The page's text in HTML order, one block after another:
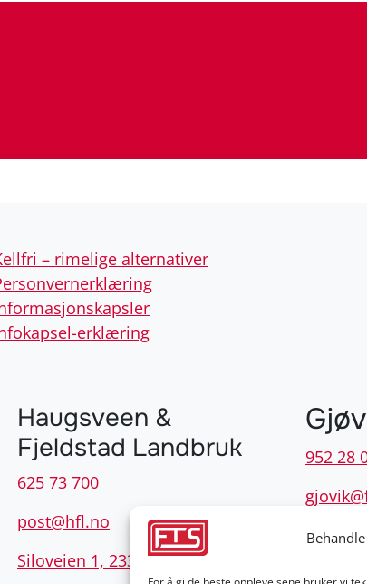
– rimelige alternativer
erklæring
Haugsveen &
Fjeldstad Landbruk
625 73 700
post@hfl.no
Siloveien 1, 2335 Stange
952 28